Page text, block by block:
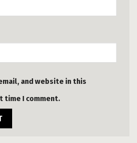
and website in this
time I comment.